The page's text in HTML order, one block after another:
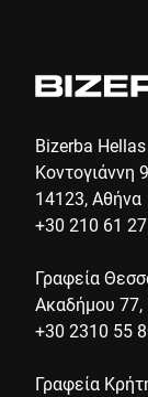
Πόλη *
Χώρα *
Bizerba
Κοντογιάννη
14123, Αθήνα
+30 210 61
Γραφεία
Ακαδήμου 77,
+30 2310 55
Γραφεία